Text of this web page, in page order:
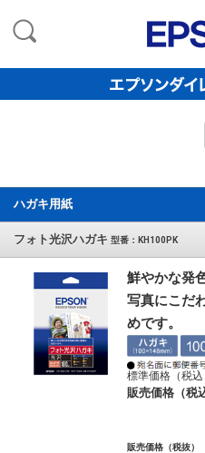
ハガキ用紙
フォト光沢ハガキ 型番：KH100PK
鮮やかな発
写真にこだ
めです。
標準価格（税
販売価格（税
販売価格（税抜）